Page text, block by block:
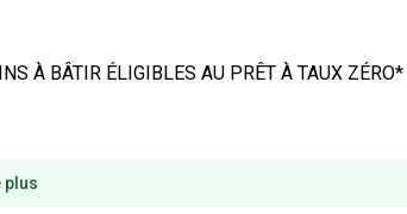
À BÂTIR ÉLIGIBLES AU PRÊT À TAUX ZÉRO*
plus